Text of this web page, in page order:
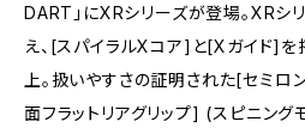
DART」にXRシリーズが登場。XR
え、[スパイラルXコア]と[Xガイド]を
上。扱いやすさの証明された[セミロ
面フラットリアグリップ] (スピニン